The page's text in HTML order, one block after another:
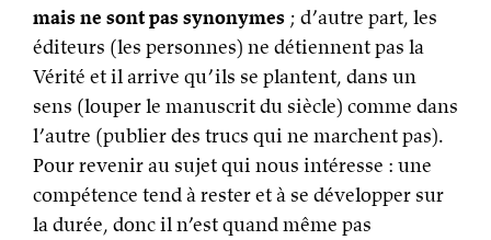
mais ne sont pas synonymes ; d’autre part, les
éditeurs (les personnes) ne détiennent pas la
Vérité et il arrive qu’ils se plantent, dans un
sens (louper le manuscrit du siècle) comme dans
l’autre (publier des trucs qui ne marchent pas).
Pour revenir au sujet qui nous intéresse : une
compétence tend à rester et à se développer sur
la durée, donc il n’est quand même pas